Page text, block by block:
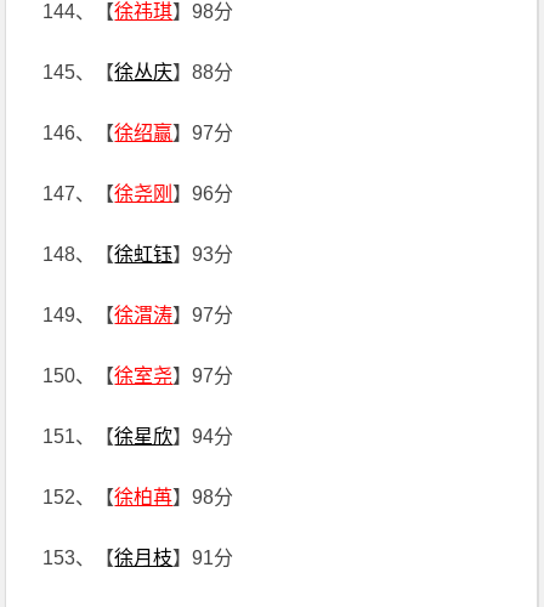
144、【徐祎琪】98分
145、【徐丛庆】88分
146、【徐绍赢】97分
147、【徐尧刚 】96分
148、【徐虹钰】93分
149、【徐渭涛】97分
150、【徐室尧】97分
151、【徐星欣】94分
152、【徐柏苒】98分
153、【徐月枝】91分